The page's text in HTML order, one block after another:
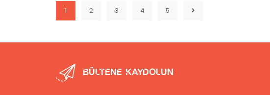
1 2 3 4 5
Bültene kaydolun